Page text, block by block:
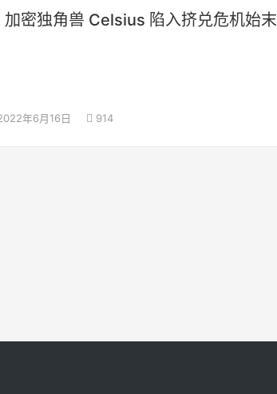
密独角兽 Celsius 陷入挤兑危机始末
年6月16日 914